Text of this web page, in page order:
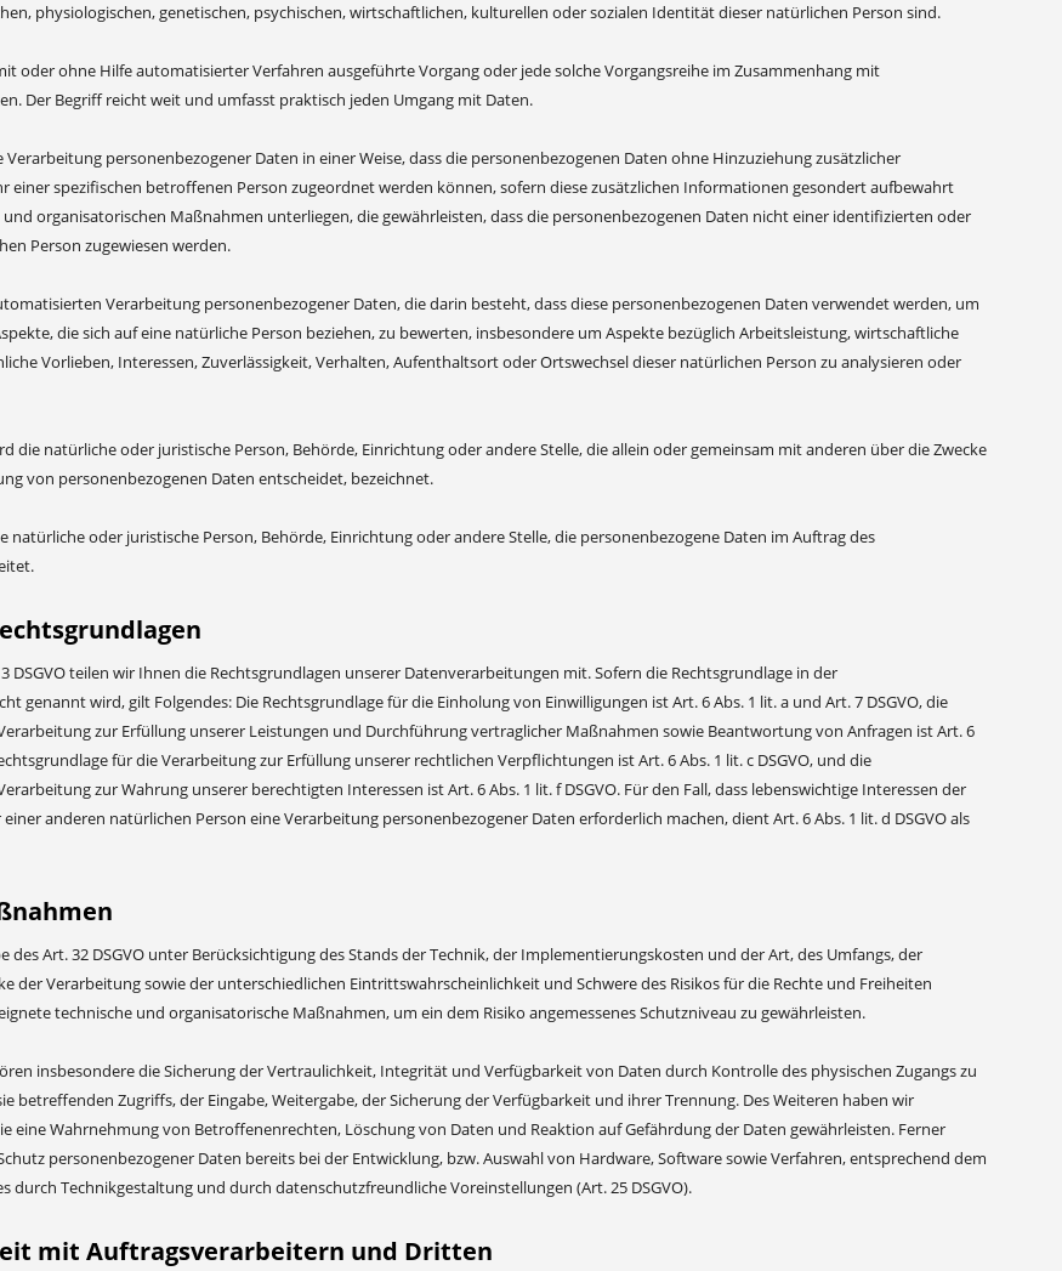
physiologischen, genetischen, psychischen, wirtschaftlichen, kulturellen oder sozialen Identität dieser natürlichen Person sind.
oder ohne Hilfe automatisierter Verfahren ausgeführte Vorgang oder jede solche Vorgangsreihe im Zusammenhang mit
Der Begriff reicht weit und umfasst praktisch jeden Umgang mit Daten.
Verarbeitung personenbezogener Daten in einer Weise, dass die personenbezogenen Daten ohne Hinzuziehung zusätzlicher
einer spezifischen betroffenen Person zugeordnet werden können, sofern diese zusätzlichen Informationen gesondert aufbewahrt
organisatorischen Maßnahmen unterliegen, die gewährleisten, dass die personenbezogenen Daten nicht einer identifizierten oder
Person zugewiesen werden.
Verarbeitung personenbezogener Daten, die darin besteht, dass diese personenbezogenen Daten verwendet werden, um
die sich auf eine natürliche Person beziehen, zu bewerten, insbesondere um Aspekte bezüglich Arbeitsleistung, wirtschaftliche
Vorlieben, Interessen, Zuverlässigkeit, Verhalten, Aufenthaltsort oder Ortswechsel dieser natürlichen Person zu analysieren oder
die natürliche oder juristische Person, Behörde, Einrichtung oder andere Stelle, die allein oder gemeinsam mit anderen über die Zwecke
von personenbezogenen Daten entscheidet, bezeichnet.
natürliche oder juristische Person, Behörde, Einrichtung oder andere Stelle, die personenbezogene Daten im Auftrag des
DSGVO teilen wir Ihnen die Rechtsgrundlagen unserer Datenverarbeitungen mit. Sofern die Rechtsgrundlage in der
genannt wird, gilt Folgendes: Die Rechtsgrundlage für die Einholung von Einwilligungen ist Art. 6 Abs. 1 lit. a und Art. 7 DSGVO, die
zur Erfüllung unserer Leistungen und Durchführung vertraglicher Maßnahmen sowie Beantwortung von Anfragen ist Art. 6
für die Verarbeitung zur Erfüllung unserer rechtlichen Verpflichtungen ist Art. 6 Abs. 1 lit. c DSGVO, und die
zur Wahrung unserer berechtigten Interessen ist Art. 6 Abs. 1 lit. f DSGVO. Für den Fall, dass lebenswichtige Interessen der
anderen natürlichen Person eine Verarbeitung personenbezogener Daten erforderlich machen, dient Art. 6 Abs. 1 lit. d DSGVO als
des Art. 32 DSGVO unter Berücksichtigung des Stands der Technik, der Implementierungskosten und der Art, des Umfangs, der
der Verarbeitung sowie der unterschiedlichen Eintrittswahrscheinlichkeit und Schwere des Risikos für die Rechte und Freiheiten
technische und organisatorische Maßnahmen, um ein dem Risiko angemessenes Schutzniveau zu gewährleisten.
insbesondere die Sicherung der Vertraulichkeit, Integrität und Verfügbarkeit von Daten durch Kontrolle des physischen Zugangs zu
betreffenden Zugriffs, der Eingabe, Weitergabe, der Sicherung der Verfügbarkeit und ihrer Trennung. Des Weiteren haben wir
eine Wahrnehmung von Betroffenenrechten, Löschung von Daten und Reaktion auf Gefährdung der Daten gewährleisten. Ferner
personenbezogener Daten bereits bei der Entwicklung, bzw. Auswahl von Hardware, Software sowie Verfahren, entsprechend dem
durch Technikgestaltung und durch datenschutzfreundliche Voreinstellungen (Art. 25 DSGVO).
mit Auftragsverarbeitern und Dritten